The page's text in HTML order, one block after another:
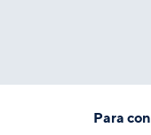
Para